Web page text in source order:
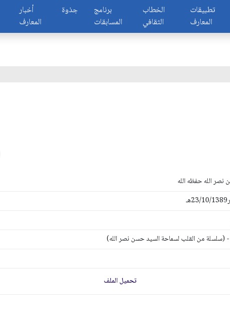
أخبار
المعارف
جذوة
برنامج
المسابقات
الخطاب
الثقافي
تطبيقات
المعارف
الله حفظه الله
(سلسلة من القلب لسماحة السيد حسن نصر الله)
تحميل الملف